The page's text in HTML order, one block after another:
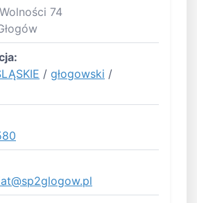
74
/ głogowski /